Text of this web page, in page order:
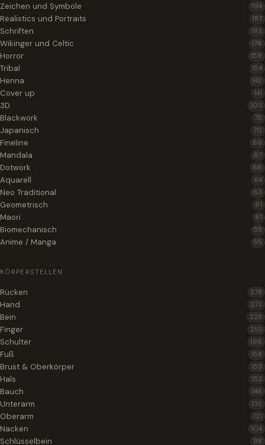
Zeichen und Symbole 194
Realistics und Portraits 187
Schriften 183
Wikinger und Celtic 176
Horror 159
Tribal 154
Henna 142
Cover up 141
3D 103
Blackwork 75
Japanisch 70
Fineline 69
Mandala 67
Dotwork 66
Aquarell 64
Neo Traditional 63
Geometrisch 61
Maori 61
Biomechanisch 55
Anime / Manga 55
KÖRPERSTELLEN
Rücken 278
Hand 273
Bein 225
Finger 210
Schulter 196
Fuß 158
Brust & Oberkörper 153
Hals 152
Bauch 146
Unterarm 135
Oberarm 121
Nacken 104
Schlüsselbein 98